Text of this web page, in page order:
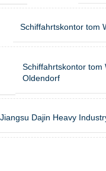
Schiffahrtskontor tom
Schiffahrtskontor tom
Oldendorf
Jiangsu Dajin Heavy